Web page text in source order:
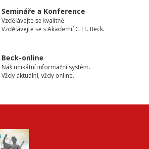
Semináře a Konference
Vzdělávejte se kvalitně.
Vzdělávejte se s Akademií C. H. Beck.
Beck-online
Náš unikátní informační systém.
Vždy aktuální, vždy online.